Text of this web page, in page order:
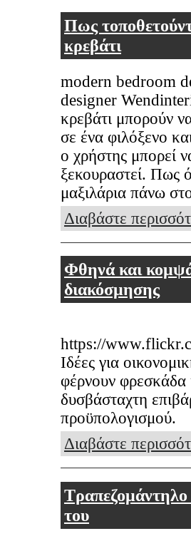
Πως
κρεβάτι
modern bedroom
designer
κρεβάτι μπορούν
σε ένα φιλόξενο
ο χρήστης μπορεί
ξεκουραστεί. Πως
μαξιλάρια πάνω
Διαβάστε
Φθηνά και
διακόσμησης
https://
Ιδέες για
φέρνουν φρεσκάδα
δυσβάσταχτη
προϋπολογισμού.
Διαβάστε
Τραπεζομάντηλο
του